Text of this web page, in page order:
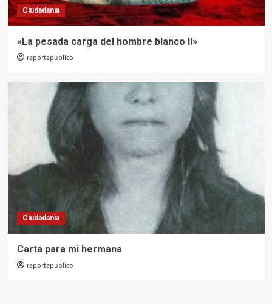
Ciudadania
«La pesada carga del hombre blanco II»
reportepublico
Ciudadania
Carta para mi hermana
reportepublico